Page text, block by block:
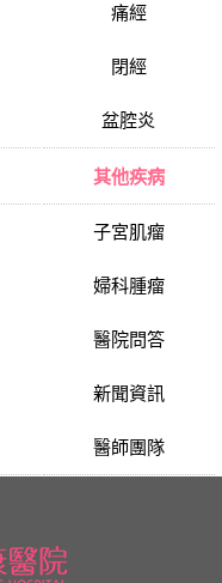
痛經
閉經
盆腔炎
其他疾病
子宮肌瘤
婦科腫瘤
醫院問答
新聞資訊
醫師團隊